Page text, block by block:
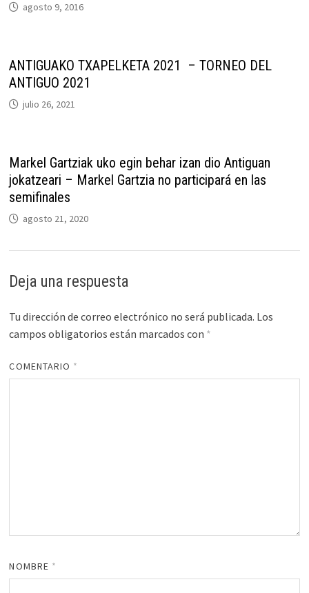
agosto 9, 2016
ANTIGUAKO TXAPELKETA 2021 – TORNEO DEL
ANTIGUO 2021
julio 26, 2021
Markel Gartziak uko egin behar izan dio Antiguan
jokatzeari – Markel Gartzia no participará en las
semifinales
agosto 21, 2020
Deja una respuesta
Tu dirección de correo electrónico no será publicada. Los
campos obligatorios están marcados con *
COMENTARIO *
NOMBRE *